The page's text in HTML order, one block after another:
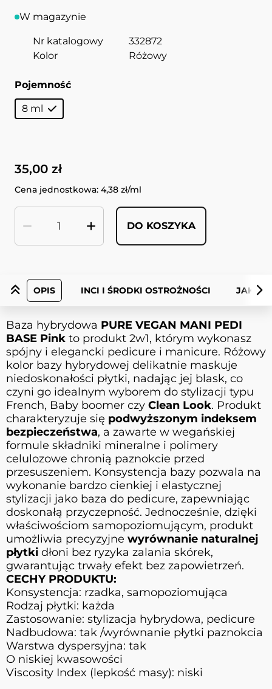
W magazynie
Nr katalogowy
332872
Kolor
Różowy
Pojemność
8 ml
35,00 zł
Cena jednostkowa: 4,38 zł/ml
DO KOSZYKA
OPIS INCI I ŚRODKI OSTROŻNOŚCI JAK
Baza hybrydowa PURE VEGAN MANI PEDI
BASE Pink to produkt 2w1, którym wykonasz
spójny i elegancki pedicure i manicure. Różowy
kolor bazy hybrydowej delikatnie maskuje
niedoskonałości płytki, nadając jej blask, co
czyni go idealnym wyborem do stylizacji typu
French, Baby boomer czy Clean Look. Produkt
charakteryzuje się podwyższonym indeksem
bezpieczeństwa, a zawarte w wegańskiej
formule składniki mineralne i polimery
celulozowe chronią paznokcie przed
przesuszeniem. Konsystencja bazy pozwala na
wykonanie bardzo cienkiej i elastycznej
stylizacji jako baza do pedicure, zapewniając
doskonałą przyczepność. Jednocześnie, dzięki
właściwościom samopoziomującym, produkt
umożliwia precyzyjne wyrównanie naturalnej
płytki dłoni bez ryzyka zalania skórek,
gwarantując trwały efekt bez zapowietrzeń.
CECHY PRODUKTU:
Konsystencja: rzadka, samopoziomująca
Rodzaj płytki: każda
Zastosowanie: stylizacja hybrydowa, pedicure
Nadbudowa: tak /wyrównanie płytki paznokcia
Warstwa dyspersyjna: tak
O niskiej kwasowości
Viscosity Index (lepkość masy): niski